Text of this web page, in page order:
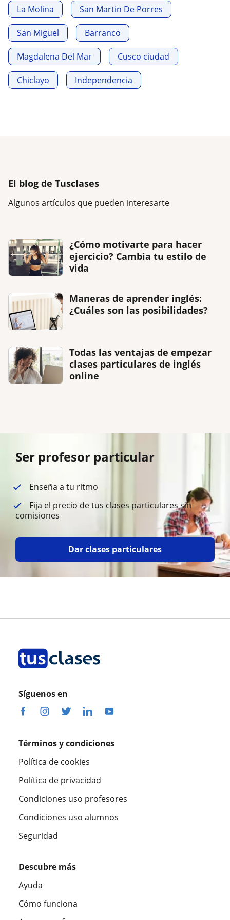
La Molina San Martin De Porres
San Miguel Barranco
Magdalena Del Mar Cusco ciudad
Chiclayo Independencia
El blog de Tusclases
Algunos artículos que pueden interesarte
¿Cómo motivarte para hacer
ejercicio? Cambia tu estilo de
vida
Maneras de aprender inglés:
¿Cuáles son las posibilidades?
Todas las ventajas de empezar
clases particulares de inglés
online
Ser profesor particular
Enseña a tu ritmo
Fija el precio de tus clases particulares sin
comisiones
Dar clases particulares
Síguenos en
Términos y condiciones
Política de cookies
Política de privacidad
Condiciones uso profesores
Condiciones uso alumnos
Seguridad
Descubre más
Ayuda
Cómo funciona